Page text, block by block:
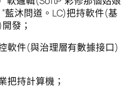
藍沐問道。LC)把持軟件(基
發；
軟件(與治理層有數據接口)
把持計算機；